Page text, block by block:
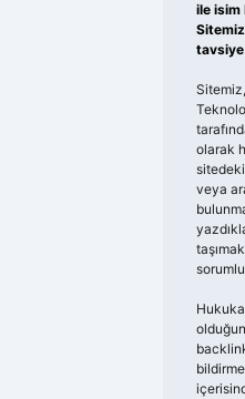
ile isim
tavsiye
olarak
veya